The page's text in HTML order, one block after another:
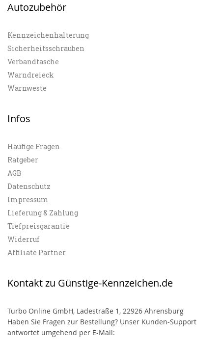
Autozubehör
Kennzeichenhalterung
Sicherheitsschrauben
Verbandtasche
Warndreieck
Warnweste
Infos
Häufige Fragen
Ratgeber
AGB
Datenschutz
Impressum
Lieferung & Zahlung
Tiefpreisgarantie
Widerruf
Affiliate Partner
Kontakt zu Günstige-Kennzeichen.de
Turbo Online GmbH, Ladestraße 1, 22926 Ahrensburg
Haben Sie Fragen zur Bestellung? Unser Kunden-Support
antwortet umgehend per E-Mail: